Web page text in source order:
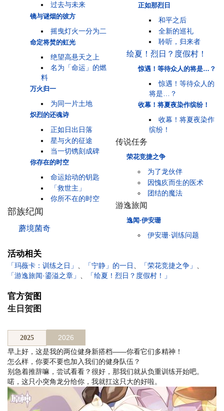
过去与未来
镜与谜烟的彼方
摇曳灯火一分为二
命定将焚的虹光
绝望高悬天之上
名为「命运」的燃
料
万火归一
为同一片土地
炽烈的还魂诗
正如日出日落
星与火的征途
当一切镌刻成碑
你存在的时空
命运始动的钥匙
「救世主」
你所不在的时空
部族纪闻
蘑境菌奇
正如那烈日
和平之后
全新的巡礼
聆听，归来者
绘夏！烈日？度假村！
惊遇！等待众人的将是…？
惊遇！等待众人的
将是…？
收幕！将夏夜染作缤纷！
收幕！将夏夜染作
缤纷！
传说任务
荣花竞捷之争
为了龙伙伴
因愧疚而生的医术
团结的魔法
游逸旅闻
逸闻·伊安珊
伊安珊·训练问题
活动相关
「玛薇卡：训练之日」 、 「宁静」的一日、 「荣花竞捷之争」 、
「游逸旅闻·鎏溢之章」 、 「绘夏！烈日？度假村！」
官方贺图
生日贺图
2025
2026
早上好，这是我的两位健身新搭档——你看它们多精神！
怎么样，你要不要也加入我们的健身队伍？
别急着推辞嘛，尝试看看？很好，那我们就从负重训练开始吧。
喏，这只小突角龙分给你，我就扛这只大的好啦。